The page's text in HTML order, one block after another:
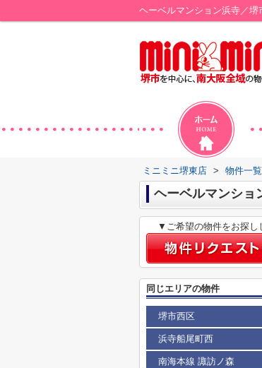
ヘーベルマンション浜寺／
ミニミニ堺東店 > 物件一覧
ヘーベルマンショ
▼ご希望の物件をお探し
同じエリアの物件
堺市西区
浜寺船尾町西
南海本線 諏訪ノ森